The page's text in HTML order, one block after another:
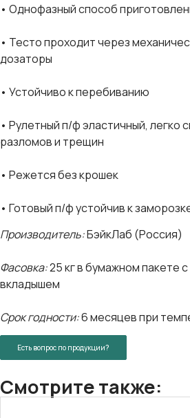
• Однофазный способ
• Тесто проходит через
дозаторы
• Устойчиво к перебиванию
• Рулетный п/ф эластичный, легко
разломов и трещин
• Режется без крошек
• Готовый п/ф устойчив к
Производитель:БэйкЛаб (Россия)
Фасовка:25 кг в бумажном пакете
вкладышем
Срок годности:6 месяцев при
Есть вопрос по продукции?
Смотрите также: